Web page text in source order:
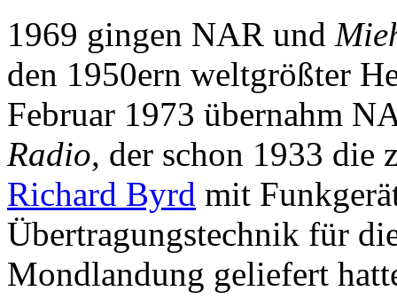
1969 gingen NAR und
den 1950ern weltgrößter
Februar 1973 übernahm
Radio, der schon 1933 die
Richard Byrd mit
Übertragungstechnik für
Mondlandung geliefert